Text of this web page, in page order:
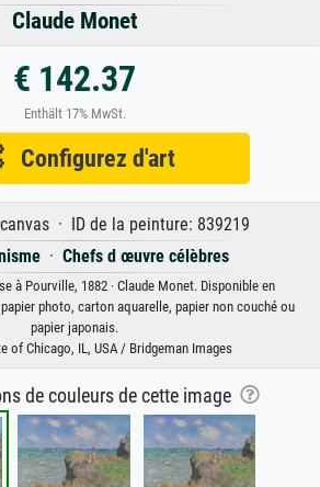
Claude Monet
€ 142.37
Enthält 17% MwSt.
Configurez d'art
· ID de la peinture: 839219
· Chefs d œuvre célèbres
à Pourville, 1882 · Claude Monet. Disponible en
photo, carton aquarelle, papier non couché ou
papier japonais.
of Chicago, IL, USA / Bridgeman Images
de couleurs de cette image